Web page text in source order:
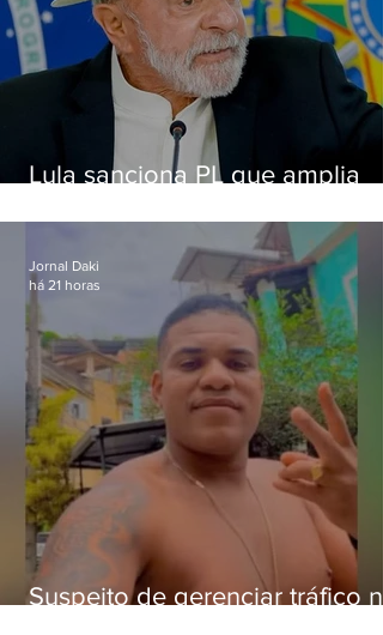
Lula sanciona PL que amplia
crianças
Suspeito de gerenciar tráfico na
Jornal Daki
há 21 horas